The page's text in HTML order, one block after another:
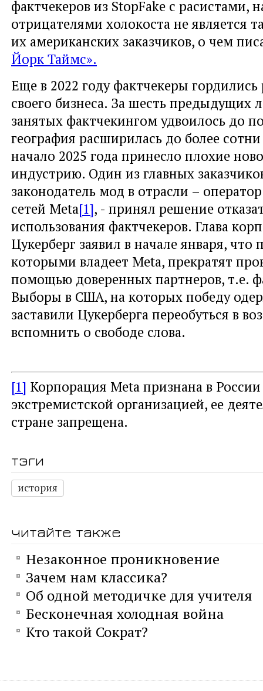
фактчекеров из StopFake с расистами,
отрицателями холокоста не является
их американских заказчиков, о чем
Йорк Таймс».
Еще в 2022 году фактчекеры
своего бизнеса. За шесть предыдущих
занятых фактчекингом удвоилось до
география расширилась до более
начало 2025 года принесло плохие
индустрию. Один из главных
законодатель мод в отрасли –
сетей Meta[1], - принял решение
использования фактчекеров. Глава
Цукерберг заявил в начале января,
которыми владеет Meta, прекратят
помощью доверенных партнеров, т.е.
Выборы в США, на которых победу
заставили Цукерберга переобуться в
вспомнить о свободе слова.
[1] Корпорация Meta признана в России
экстремистской организацией, ее
стране запрещена.
тэги
история
читайте также
Незаконное проникновение
Зачем нам классика?
Об одной методичке для учителя
Бесконечная холодная война
Кто такой Сократ?